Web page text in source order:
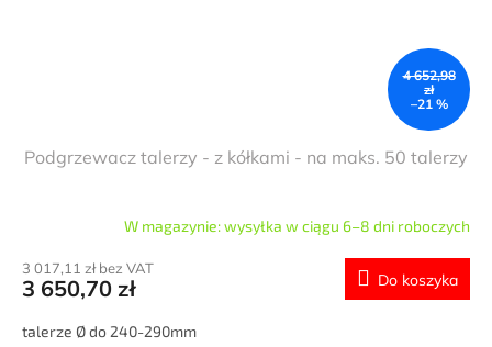
4 652,98
zł
–21 %
Podgrzewacz talerzy - z kółkami - na maks. 50 talerzy
W magazynie: wysyłka w ciągu 6–8 dni roboczych
3 017,11 zł bez VAT
3 650,70 zł Do koszyka
talerze Ø do 240-290mm